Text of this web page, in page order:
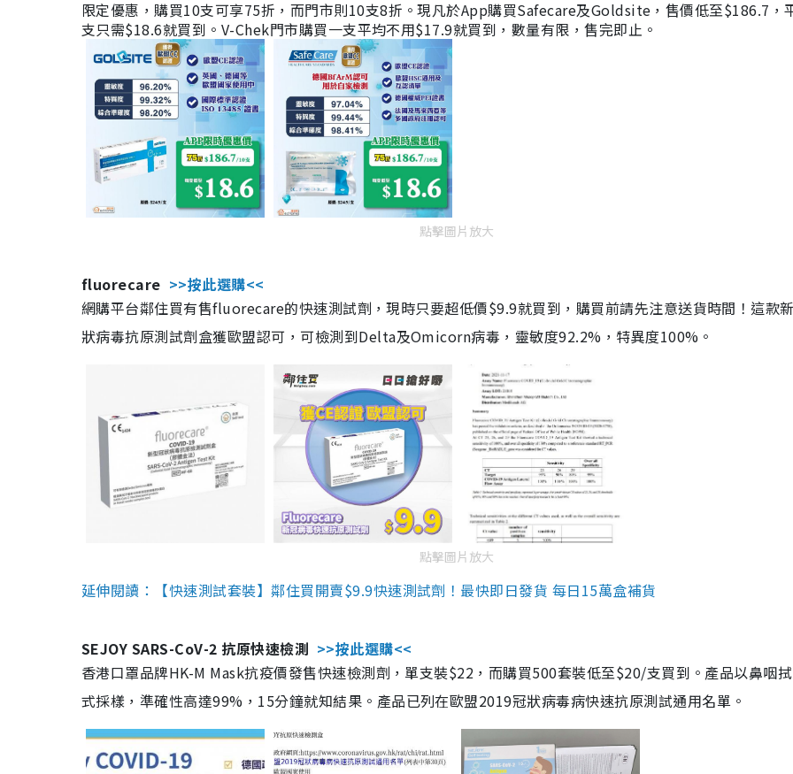
限定優惠，購買10支可享75折，而門市則10支8折。現凡於App購買Safecare及Goldsite，售價低至$186.7，
支只需$18.6就買到。V-Chek門市購買一支平均不用$17.9就買到，數量有限，售完即止。
點擊圖片放大
fluorecare >>按此選購<<
網購平台鄰住買有售fluorecare的快速測試劑，現時只要超低價$9.9就買到，購買前請先注意送貨時間！這款
狀病毒抗原測試劑盒獲歐盟認可，可檢測到Delta及Omicorn病毒，靈敏度92.2%，特異度100%。
點擊圖片放大
延伸閱讀：【快速測試套裝】鄰住買開賣$9.9快速測試劑！最快即日發貨 每日15萬盒補貨
SEJOY SARS-CoV-2 抗原快速檢測 >>按此選購<<
香港口罩品牌HK-M Mask抗疫價發售快速檢測劑，單支裝$22，而購買500套裝低至$20/支買到。產品以鼻咽
式採樣，準確性高達99%，15分鐘就知結果。產品已列在歐盟2019冠狀病毒病快速抗原測試通用名單。